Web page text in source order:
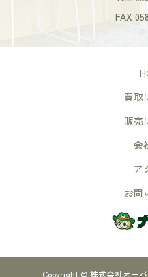
FAX
買取
販売
会
ア
お問
Copyright © 株式会社オーバ